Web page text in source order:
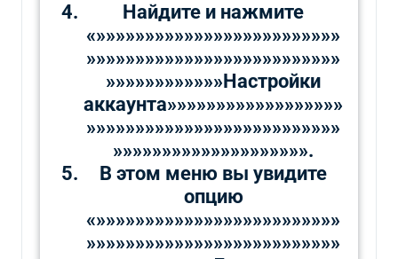
Найдите и нажмите
«»»»»»»»»»»»»»»»»»»»»»»»»»
»»»»»»»»»»»»»»»»»»»»»»»»»»
»»»»»»»»»»»»Настройки
аккаунта»»»»»»»»»»»»»»»»»»
»»»»»»»»»»»»»»»»»»»»»»»»»»
»»»»»»»»»»»»»»»»»»»».
В этом меню вы увидите
опцию
«»»»»»»»»»»»»»»»»»»»»»»»»»
»»»»»»»»»»»»»»»»»»»»»»»»»»